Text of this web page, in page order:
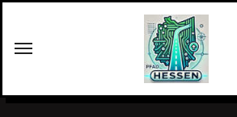
springen